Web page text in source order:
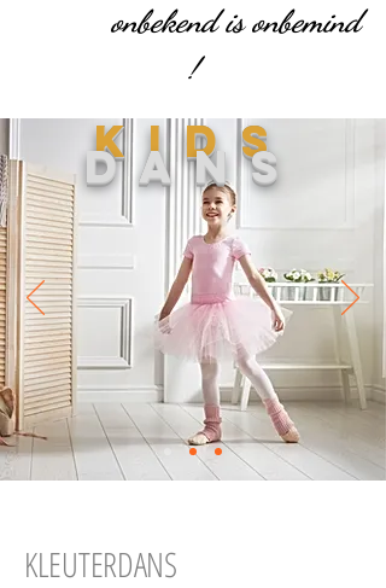
onbekend is onbemind
!
KIDS
DANS
KLEUTERDANS